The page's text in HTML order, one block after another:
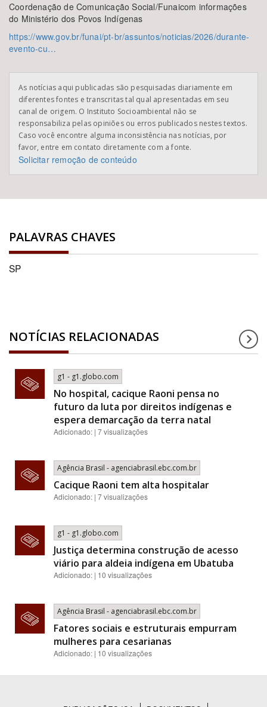
Coordenação de Comunicação Social/Funaicom informações
do Ministério dos Povos Indígenas
https://www.gov.br/funai/pt-br/assuntos/noticias/2026/durante-
evento-cu…
As notícias aqui publicadas são pesquisadas diariamente em
diferentes fontes e transcritas tal qual apresentadas em seu
canal de origem. O Instituto Socioambiental não se
responsabiliza pelas opiniões ou erros publicados nestes textos.
Caso você encontre alguma inconsistência nas notícias, por
favor, entre em contato diretamente com a fonte.
Solicitar remoção de conteúdo
PALAVRAS CHAVES
SP
NOTÍCIAS RELACIONADAS
g1 - g1.globo.com
No hospital, cacique Raoni pensa no
futuro da luta por direitos indígenas e
espera demarcação da terra natal
Adicionado: | 7 visualizações
Agência Brasil - agenciabrasil.ebc.com.br
Cacique Raoni tem alta hospitalar
Adicionado: | 7 visualizações
g1 - g1.globo.com
Justiça determina construção de acesso
viário para aldeia indígena em Ubatuba
Adicionado: | 10 visualizações
Agência Brasil - agenciabrasil.ebc.com.br
Fatores sociais e estruturais empurram
mulheres para cesarianas
Adicionado: | 10 visualizações